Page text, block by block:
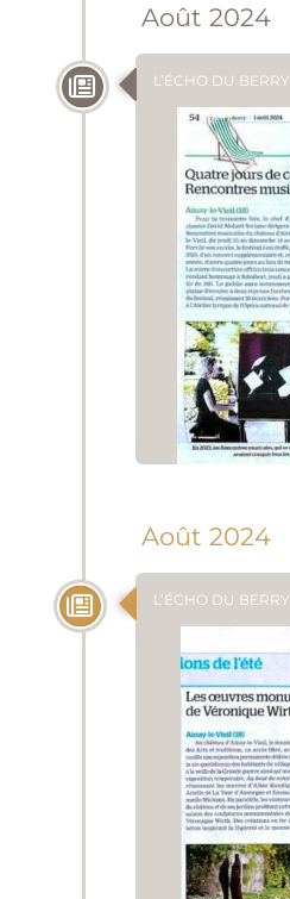
Août 2024
L’ÉCHO DU BERRY
Août 2024
L’ÉCHO DU BERRY